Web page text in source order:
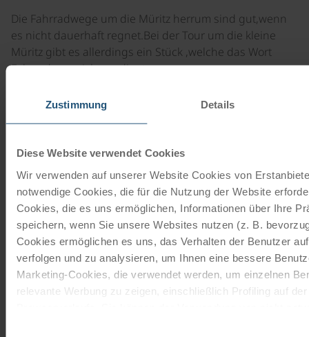
Zustimmung Details
Diese Website verwendet Cookies
Wir verwenden auf unserer Website Cookies von
notwendige Cookies, die für die Nutzung der Website
Cookies, die es uns ermöglichen, Informationen über Ihre
speichern, wenn Sie unsere Websites nutzen (z. B.
Cookies ermöglichen es uns, das Verhalten der Benutzer
verfolgen und zu analysieren, um Ihnen eine bessere
Marketing-Cookies, die verwendet werden, um einzelnen
relevante Werbung zu zeigen, einschließlich Profiling auf
Die Fahrradwege um die Müritz herrum sind gut,wenn
es nicht dauerhaft regnet.Bei der Tour um die kleine
Müritz gibt es allerdings ein Stück ,welche das Wort
Fahrradweg nicht verdient.
Müritz 2023
Familie Braun aus Beelitz
Soeben haben wir unsere Radtour an der Müritz mit
Unterkunft im Flair-Hotel Zielow beendet.
Es hatalles sehr gut geklappt und wie immer war es